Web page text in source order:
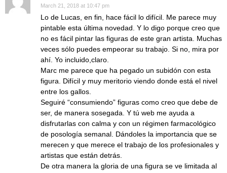
March 21, 2018 at 10:47 pm
Lo de Lucas, en fin, hace fácil lo difícil. Me parece muy
pintable esta última novedad. Y lo digo porque creo que
no es fácil pintar las figuras de este gran artista. Muchas
veces sólo puedes empeorar su trabajo. Si no, mira por
ahí. Yo incluido,claro.
Marc me parece que ha pegado un subidón con esta
figura. Difícil y muy meritorio viendo donde está el nivel
entre los gallos.
Seguiré “consumiendo” figuras como creo que debe de
ser, de manera sosegada. Y tú web me ayuda a
disfrutarlas con calma y con un régimen farmacológico
de posología semanal. Dándoles la importancia que se
merecen y que merece el trabajo de los profesionales y
artistas que están detrás.
De otra manera la gloria de una figura se ve limitada al